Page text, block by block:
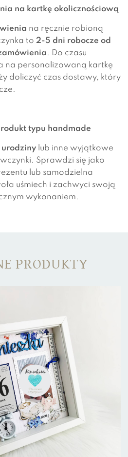
na kartkę okolicznościową
na ręcznie robioną
to 2-5 dni robocze od
. Do czasu
na personalizowaną kartkę
doliczyć czas dostawy, który
typu handmade
lub inne wyjątkowe
Sprawdzi się jako
lub samodzielna
uśmiech i zachwyci swoją
wykonaniem.
PRODUKTY